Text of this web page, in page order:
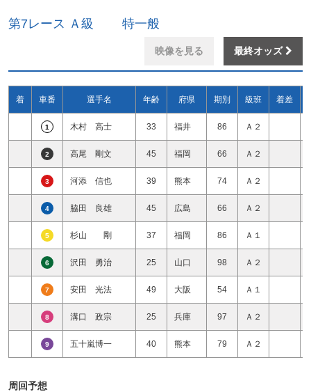
第7レース Ａ級 特一般
映像を見る 最終オッズ
着 車番 選手名 年齢 府県 期別 級班 着差
1 木村 高士 33 福井 86 Ａ２
2 高尾 剛文 45 福岡 66 Ａ２
3 河添 信也 39 熊本 74 Ａ２
4 脇田 良雄 45 広島 66 Ａ２
5 杉山 剛 37 福岡 86 Ａ１
6 沢田 勇治 25 山口 98 Ａ２
7 安田 光法 49 大阪 54 Ａ１
8 溝口 政宗 25 兵庫 97 Ａ２
9 五十嵐博一 40 熊本 79 Ａ２
周回予想